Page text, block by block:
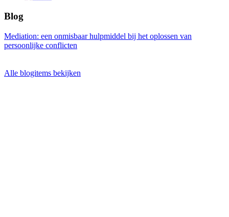
Blog
Mediation: een onmisbaar hulpmiddel bij het oplossen van
persoonlijke conflicten
Alle blogitems bekijken